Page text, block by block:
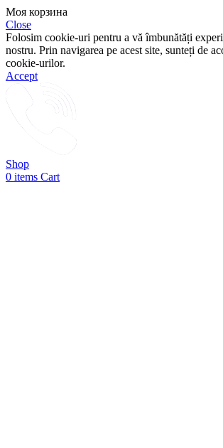
Моя корзина
Close
Folosim cookie-uri pentru a vă îmbunătăți
nostru. Prin navigarea pe acest site, sunteți de
cookie-urilor.
Accept
Shop
0 items Cart